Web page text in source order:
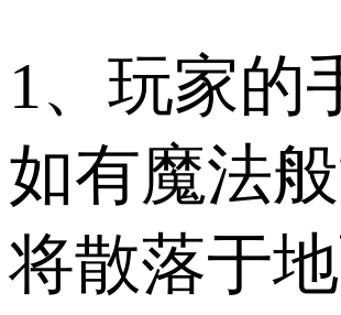
1、玩家的
如有魔法
将散落于